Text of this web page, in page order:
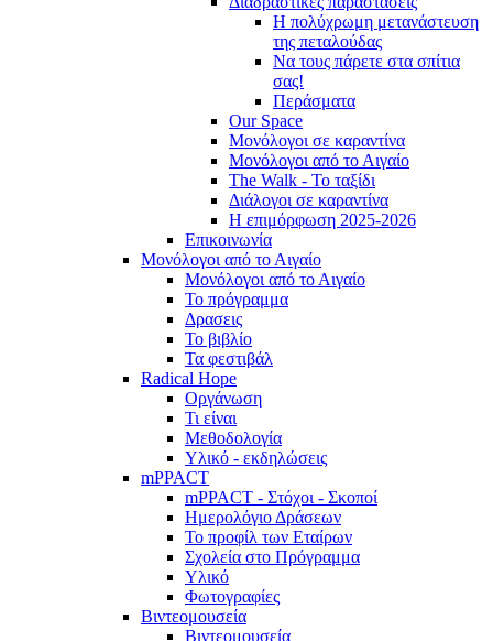
Η πολύχρωμη μετανάστευση
της πεταλούδας
Να τους πάρετε στα σπίτια
σας!
Περάσματα
Our Space
Μονόλογοι σε καραντίνα
Μονόλογοι από το Αιγαίο
The Walk - Το ταξίδι
Διάλογοι σε καραντίνα
Η επιμόρφωση 2025-2026
Επικοινωνία
Μονόλογοι από το Αιγαίο
Μονόλογοι από το Αιγαίο
Το πρόγραμμα
Δρασεις
Το βιβλίο
Τα φεστιβάλ
Radical Hope
Οργάνωση
Τι είναι
Μεθοδολογία
Υλικό - εκδηλώσεις
mPPACT
mPPACT - Στόχοι - Σκοποί
Ημερολόγιο Δράσεων
Το προφίλ των Εταίρων
Σχολεία στο Πρόγραμμα
Υλικό
Φωτογραφίες
Βιντεομουσεία
Βιντεομουσεία